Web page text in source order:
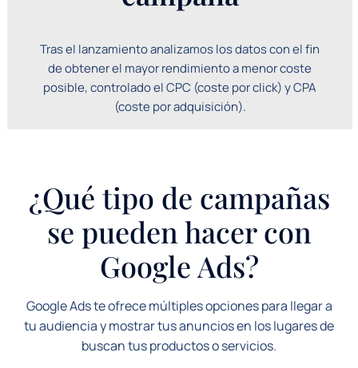
Tras el lanzamiento analizamos los datos con el fin
de obtener el mayor rendimiento a menor coste
posible, controlado el CPC (coste por click) y CPA
(coste por adquisición).
¿Qué tipo de campañas
se pueden hacer con
Google Ads?
Google Ads te ofrece múltiples opciones para llegar a
tu audiencia y mostrar tus anuncios en los lugares de
buscan tus productos o servicios.